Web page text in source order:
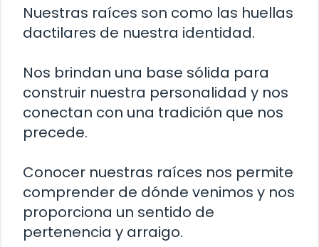
Nuestras raíces son como las huellas
dactilares de nuestra identidad.
Nos brindan una base sólida para
construir nuestra personalidad y nos
conectan con una tradición que nos
precede.
Conocer nuestras raíces nos permite
comprender de dónde venimos y nos
proporciona un sentido de
pertenencia y arraigo.